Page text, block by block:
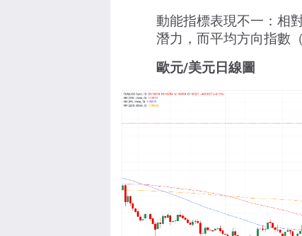
動能指標表現不一：相
潛力，而平均方向指數
歐元/美元日線圖